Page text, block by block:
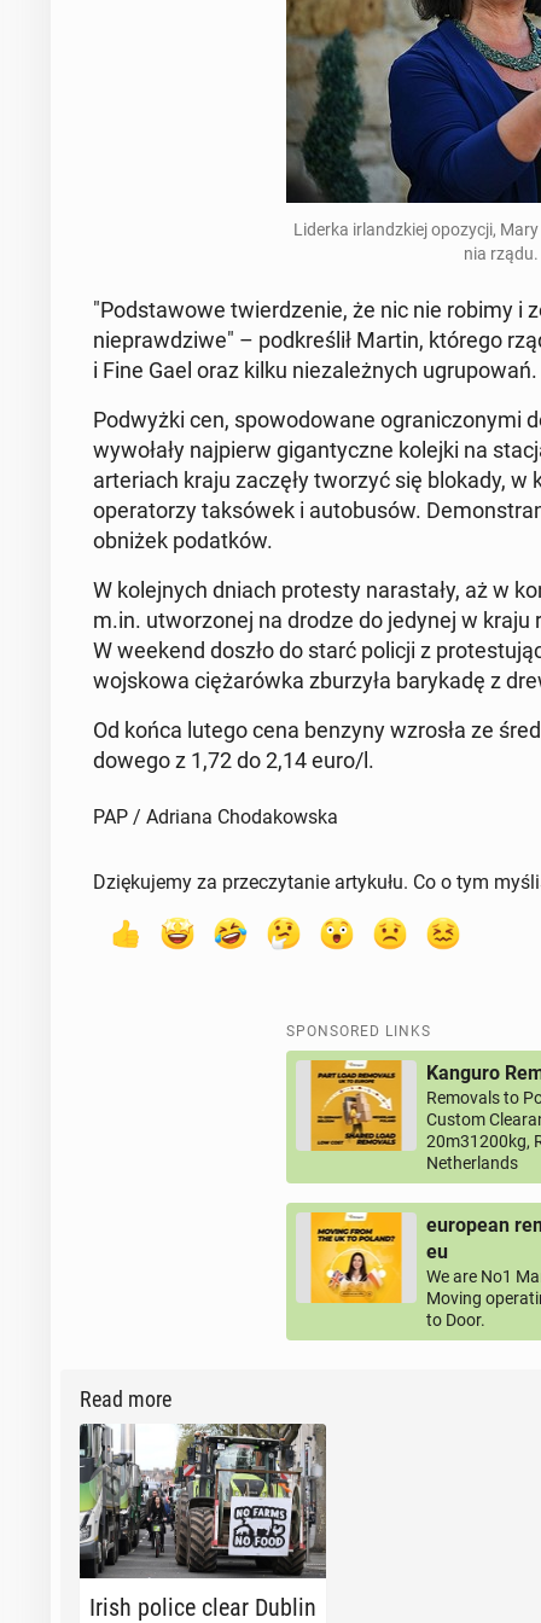
Liderka ir­landzkiej opozy­cji,
nia
"Pod­sta­wowe twierdze­nie, że nic nie robimy i
nieprawdzi­we" – pod­kreślił Martin, którego
i Fine Gael oraz kilku nieza­leżnych ugrupowań.
Pod­wyż­ki cen, spowodowane ogranic­zony­mi
wywołały na­jpierw gi­gan­ty­czne kolejki na
ar­te­ri­ach kraju zaczęły tworzyć się blokady,
op­er­a­torzy tak­sówek i au­to­busów.
obniżek po­datków.
W kole­jnych dniach protesty naras­tały, aż w
m.in. ut­wor­zonej na drodze do jedynej w
W weekend doszło do starć policji z
wo­jskowa ciężarówka zburzyła barykadę z
Od końca lutego cena benzyny wzrosła ze
dowego z 1,72 do 2,14 euro/l.
PAP / Adriana Chodakowska
Dziękujemy za przeczytanie artykułu. Co o tym
SPONSORED LINKS
Kanguro
Removals to
Custom
20m31200kg,
Netherlands
european
eu
We are No1
Moving
to Door.
Read more
Irish police clear Dublin